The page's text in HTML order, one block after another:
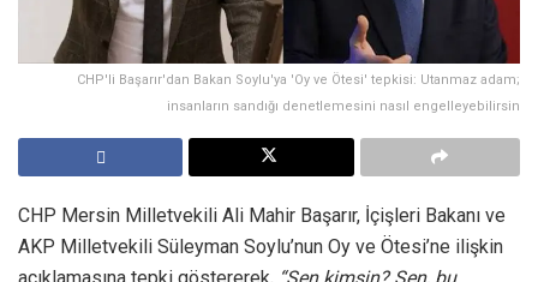
CHP'li Başarır'dan Bakan Soylu'ya 'Oy ve Ötesi' tepkisi: Utanmaz adam;
insanların sandığı denetlemesini nasıl engelleyebilirsin
CHP Mersin Milletvekili Ali Mahir Başarır, İçişleri Bakanı ve
AKP Milletvekili Süleyman Soylu’nun Oy ve Ötesi’ne ilişkin